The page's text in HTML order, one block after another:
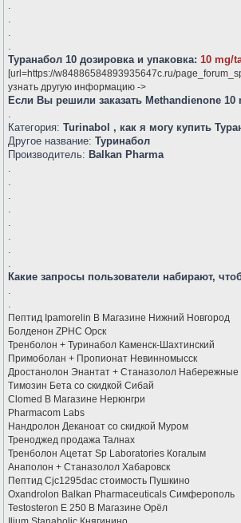
Туранабол 10 дозировка и упаковка: 10 mg/
[url=https://w84886584893935647c.ru/
узнать другую информацию ->
Если Вы решили заказать Methandienone
Категория: Turinabol , как я могу купить
Другое название: Туринабол
Производитель: Balkan Pharma
Какие запросы пользователи набирают,
Пептид Ipamorelin В Магазине Нижний Новгород
Болденон ZPHC Орск
Тренболон + Туринабол Каменск-Шахтинский
Примоболан + Пропионат Невинномысск
Дростанолон Энантат + Станазолол
Tимозин Бета со скидкой Сибай
Clomed В Магазине Нерюнгри
Pharmacom Labs
Нандролон Деканоат со скидкой Муром
Треноджед продажа Талнах
Тренболон Ацетат Sp Laboratories Когалым
Анаполон + Станазолол Хабаровск
Пептид Cjc1295dac стоимость Пушкино
Oxandrolon Balkan Pharmaceuticals Симферополь
Testosteron E 250 В Магазине Орёл